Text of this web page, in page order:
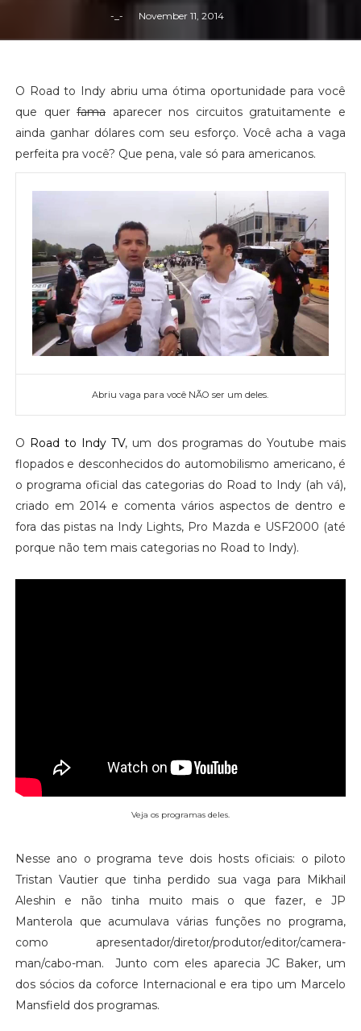
-_- November 11, 2014
O Road to Indy abriu uma ótima oportunidade para você
que querfamaaparecer nos circuitos gratuitamente e
ainda ganhar dólares com seu esforço. Você acha a vaga
perfeita pra você? Que pena, vale só para americanos.
Abriu vaga para você NÃO ser um deles.
O Road to Indy TV, um dos programas do Youtube mais
flopados e desconhecidos do automobilismo americano, é
o programa oficial das categorias do Road to Indy (ah vá),
criado em 2014 e comenta vários aspectos de dentro e
fora das pistas na Indy Lights, Pro Mazda e USF2000 (até
porque não tem mais categorias no Road to Indy).
Veja os programas deles.
Nesse ano o programa teve dois hosts oficiais: o piloto
Tristan Vautier que tinha perdido sua vaga para Mikhail
Aleshin e não tinha muito mais o que fazer, e JP
Manterola que acumulava várias funções no programa,
como apresentador/diretor/produtor/editor/camera-
man/cabo-man. Junto com eles aparecia JC Baker, um
dos sócios da coforce Internacional e era tipo um Marcelo
Mansfield dos programas.